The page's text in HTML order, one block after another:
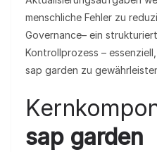
menschliche Fehler zu
Governance– ein
Kontrollprozess –
sap garden zu
sap garden